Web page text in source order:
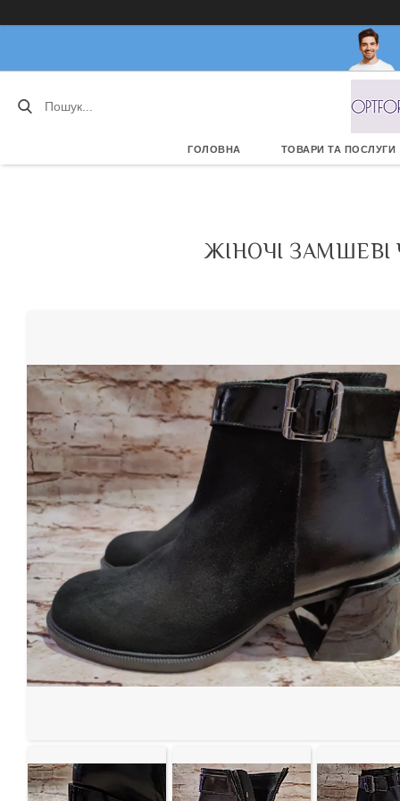
ГОЛОВНА ТОВАРИ ТА ПОСЛУГИ
ЖІНОЧІ ЗАМШЕВІ